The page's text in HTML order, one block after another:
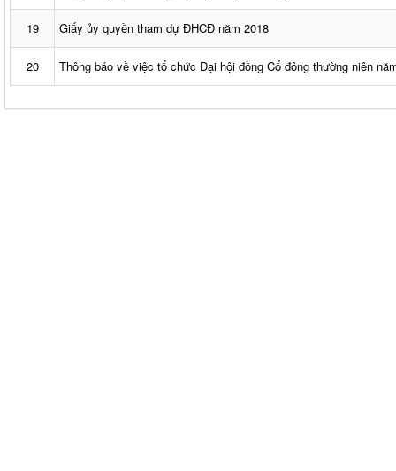
19 Giấy ủy quyền tham dự ĐHCĐ năm 2018
20 Thông báo về việc tổ chức Đại hội đồng Cổ đông thường niên